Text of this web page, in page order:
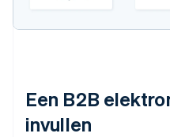
Een B2B
invullen